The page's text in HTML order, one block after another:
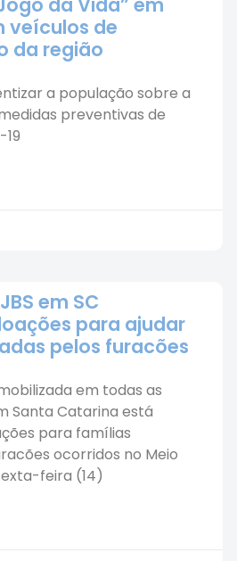
veículos de
da região
a população sobre a
preventivas de
em SC
para ajudar
pelos furacões
em todas as
Santa Catarina está
para famílias
ocorridos no Meio
feira (14)